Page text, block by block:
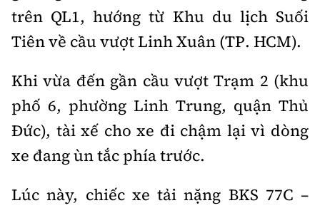
Nhà thầu
Thi viết về GTVT
Gương sáng giao thông
Âm nhạc
Hậu trường sao
Sản phẩm mới
Thế giới
Thời sự Quốc tế
Hồ sơ tài liệu
Thế giới giao thông
Thế giới xây dựng
Đi ++
Du lịch
Khám phá
Lối sống
Ẩm thực
Video
Thời sự
Khám phá
Camera giao thông
trên QL1, hướng từ Khu du lịch Suối
Tiên về cầu vượt Linh Xuân (TP. HCM).
Khi vừa đến gần cầu vượt Trạm 2 (khu
phố 6, phường Linh Trung, quận Thủ
Đức), tài xế cho xe đi chậm lại vì dòng
xe đang ùn tắc phía trước.
Lúc này, chiếc xe tải nặng BKS 77C –